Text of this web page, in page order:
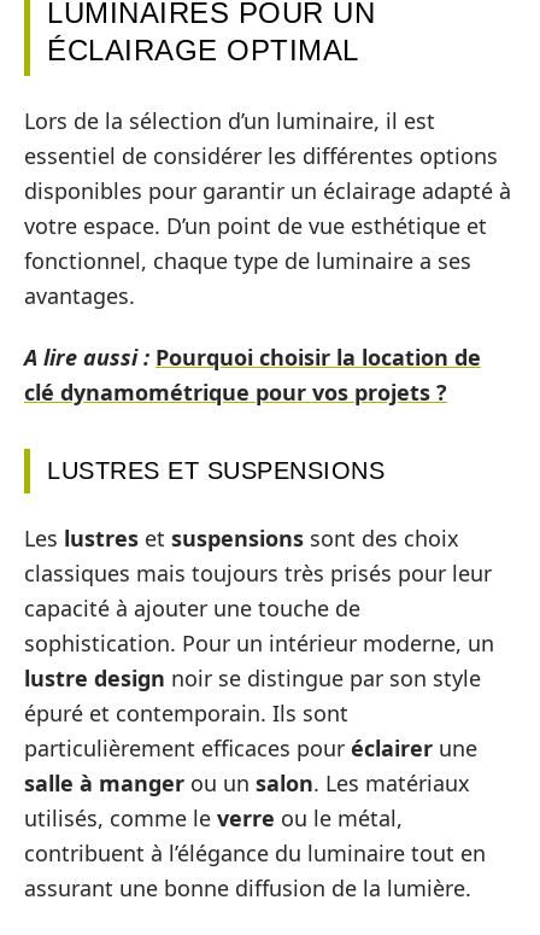
LUMINAIRES POUR UN
ÉCLAIRAGE OPTIMAL
Lors de la sélection d’un luminaire, il est
essentiel de considérer les différentes options
disponibles pour garantir un éclairage adapté à
votre espace. D’un point de vue esthétique et
fonctionnel, chaque type de luminaire a ses
avantages.
A lire aussi : Pourquoi choisir la location de
clé dynamométrique pour vos projets ?
LUSTRES ET SUSPENSIONS
Les lustres et suspensions sont des choix
classiques mais toujours très prisés pour leur
capacité à ajouter une touche de
sophistication. Pour un intérieur moderne, un
lustre design noir se distingue par son style
épuré et contemporain. Ils sont
particulièrement efficaces pour éclairer une
salle à manger ou un salon. Les matériaux
utilisés, comme le verre ou le métal,
contribuent à l’élégance du luminaire tout en
assurant une bonne diffusion de la lumière.